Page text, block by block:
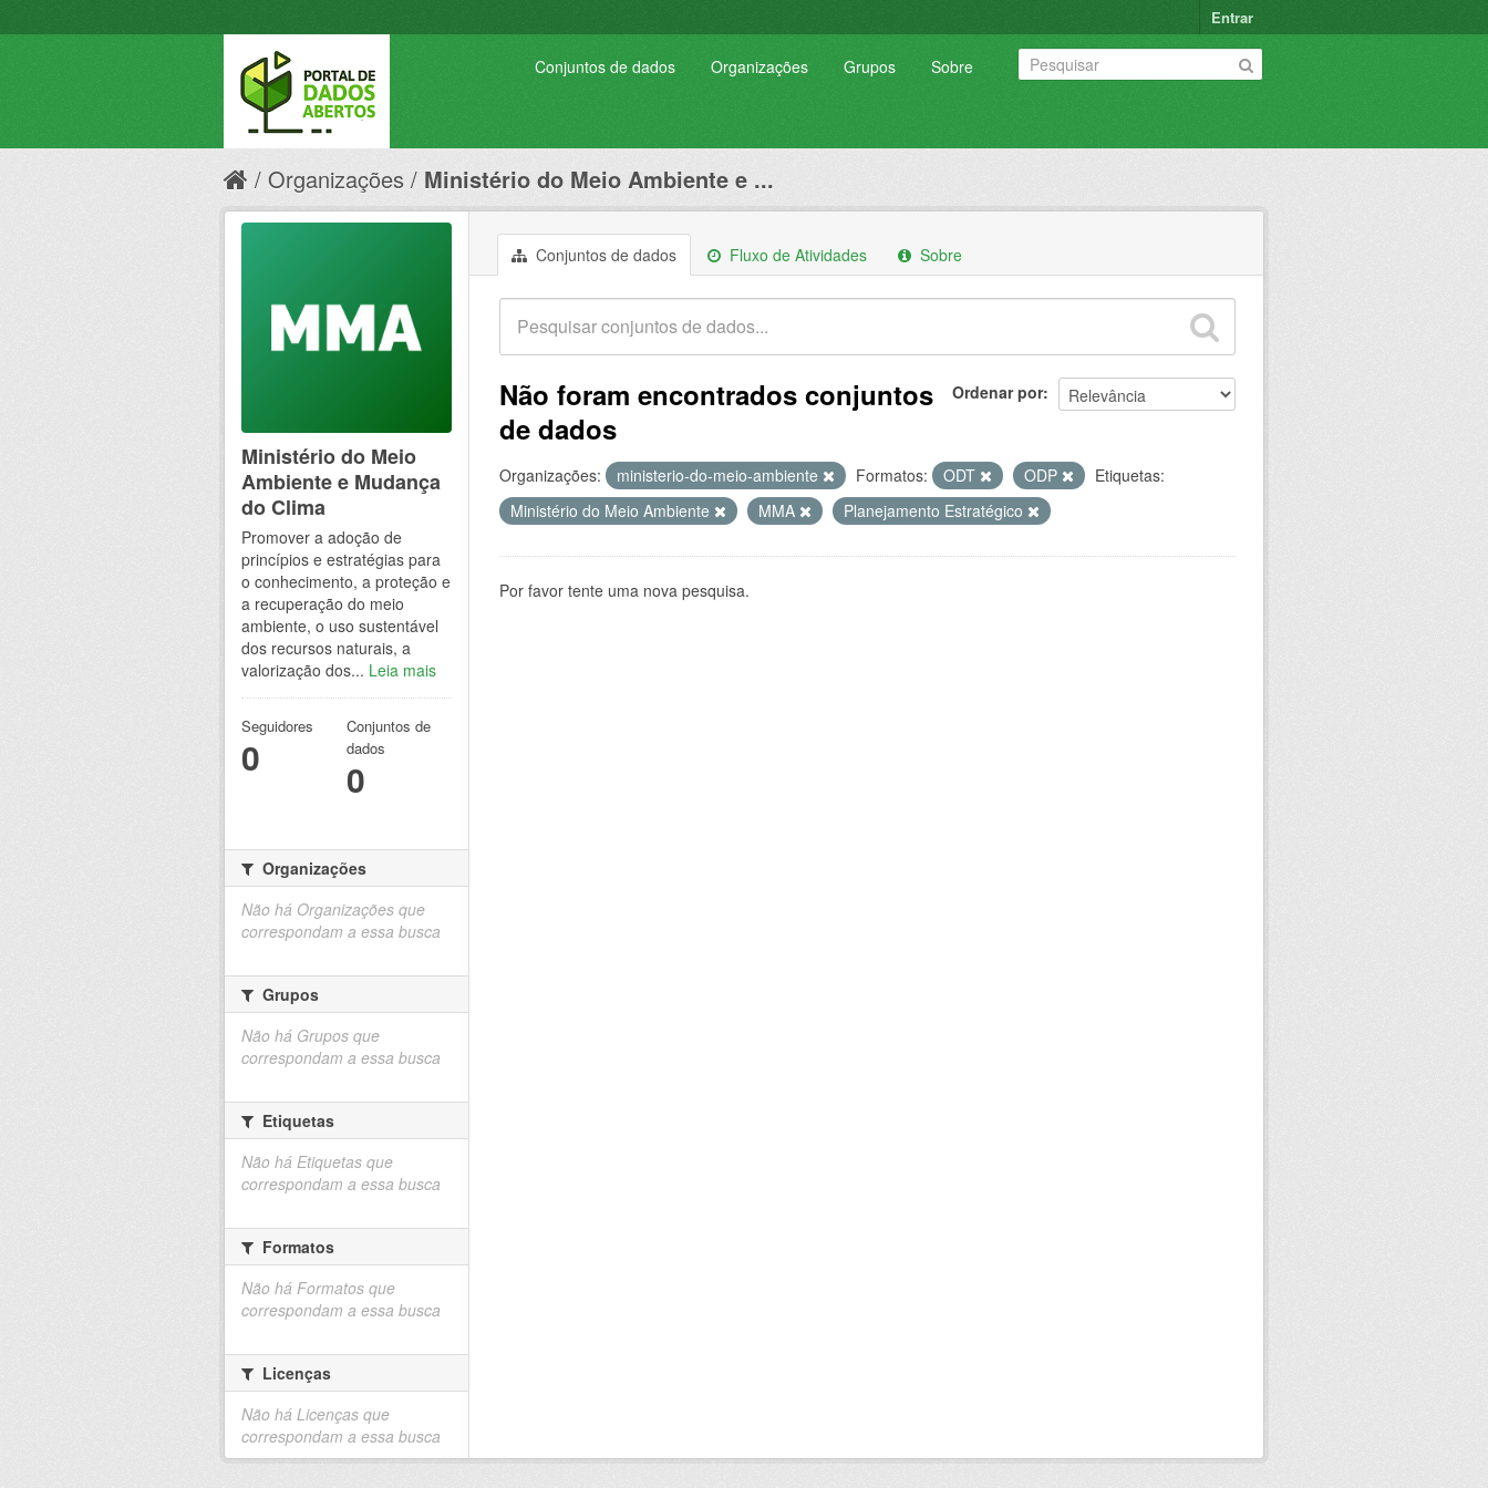
Entrar
Conjuntos de dados Organizações Grupos Sobre
Organizações Ministério do Meio Ambiente e ...
Conjuntos de dados Fluxo de Atividades Sobre
Ordenar por
Não foram encontrados conjuntos
de dados
Organizações: ministerio-do-meio-ambiente Formatos: ODT ODP
Etiquetas:
Ministério do Meio Ambiente
MMA Planejamento Estratégico
Por favor tente uma nova pesquisa.
Ministério do Meio
Ambiente e Mudança
do Clima
Promover a adoção de
princípios e estratégias para
o conhecimento, a proteção e
a recuperação do meio
ambiente, o uso sustentável
dos recursos naturais, a
valorização dos... Leia mais
Seguidores
0
Conjuntos de
dados
0
Organizações
Não há Organizações que
correspondam a essa busca
Grupos
Não há Grupos que
correspondam a essa busca
Etiquetas
Não há Etiquetas que
correspondam a essa busca
Formatos
Não há Formatos que
correspondam a essa busca
Licenças
Não há Licenças que
correspondam a essa busca